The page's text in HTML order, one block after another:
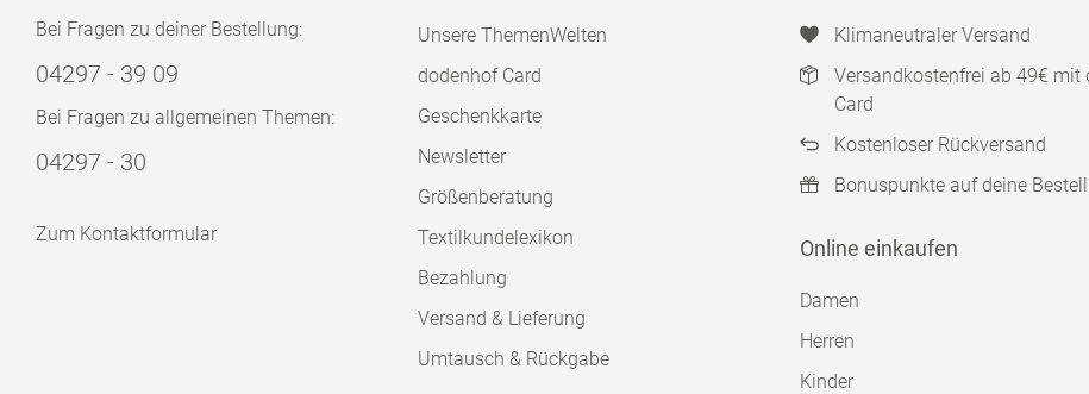
Bei Fragen zu deiner Bestellung:
04297 - 39 09
Bei Fragen zu allgemeinen Themen:
04297 - 30
Zum Kontaktformular
Unsere ThemenWelten
dodenhof Card
Geschenkkarte
Newsletter
Größenberatung
Textilkundelexikon
Bezahlung
Versand & Lieferung
Umtausch & Rückgabe
Klimaneutraler Versand
Versandkostenfrei ab 49€ mit
Card
Kostenloser Rückversand
Bonuspunkte auf deine
Online einkaufen
Damen
Herren
Kinder